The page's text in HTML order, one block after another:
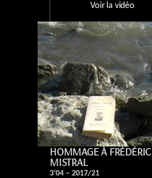
Voir la vidéo
HOMMAGE À FRÉDÉRIC
MISTRAL
3’04 – 2017/21